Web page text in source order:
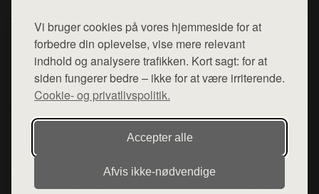
Vi bruger cookies på vores hjemmeside for at
forbedre din oplevelse, vise mere relevant
indhold og analysere trafikken. Kort sagt: for at
siden fungerer bedre – ikke for at være irriterende.
Cookie- og privatlivspolitik.
Accepter alle
Afvis ikke‑nødvendige
Top Rabatter
Blog
Kontakt
Mail: hej@want.dk
Cookie- og privatlivspolitik
Denne side er en del af want.dk, der udgiver en række
hjemmesider med præsentation af forskellige produkter fra
diverse webshops. Der sælges ikke varer fra denne side - vi